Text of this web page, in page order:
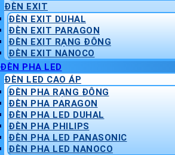
ĐÈN EXIT
ĐÈN EXIT DUHAL
ĐÈN EXIT PARAGON
ĐÈN EXIT RẠNG ĐÔNG
ĐÈN EXIT NANOCO
ĐÈN PHA LED
ĐÈN LED CAO ÁP
ĐÈN PHA RẠNG ĐÔNG
ĐÈN PHA PARAGON
ĐÈN PHA LED DUHAL
ĐÈN PHA PHILIPS
ĐÈN PHA LED PANASONIC
ĐÈN PHA LED NANOCO